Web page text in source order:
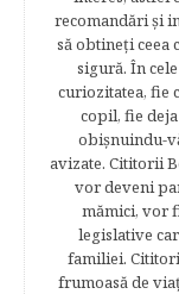
recomandări şi
să obtineţi ceea
sigură. În
curiozitatea, fie
copil, fie
obişnuindu-
avizate. Cititorii
vor deveni
mămici, vor
legislative
familiei.
frumoasă de